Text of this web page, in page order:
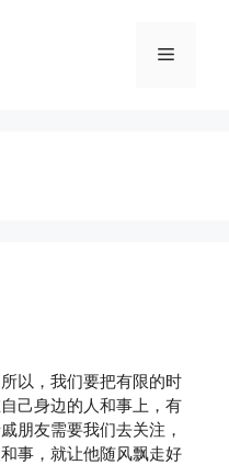
菜
以，我们要把有限的时
己身边的人和事上，有
朋友需要我们去关注，
事，就让他随风飘走好